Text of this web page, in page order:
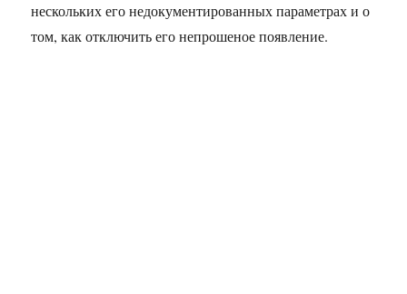
нескольких его недокументированных параметрах и о
том, как отключить его непрошеное появление.